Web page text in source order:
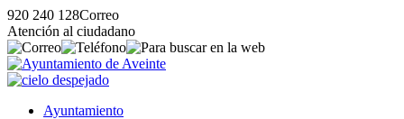
920 240 128Correo
Atención al ciudadano
Ayuntamiento